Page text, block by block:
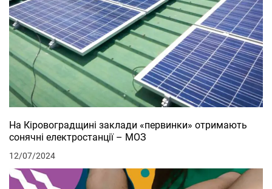
На Кіровоградщині заклади «первинки» отримають
сонячні електростанції – МОЗ
12/07/2024